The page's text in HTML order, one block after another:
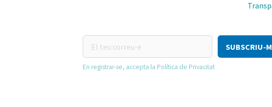
teu
correu-
En registrar-se, accepta la Política de Privacitat